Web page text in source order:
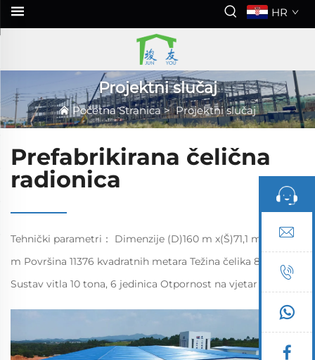
HR
Projektni slučaj
Početna Stranica>Projektni slučaj
Prefabrikirana čelična
radionica
Tehnički parametri： Dimenzije (D)160 m x(Š)71,1 m x(V)13
m Površina 11376 kvadratnih metara Težina čelika 802 tone
Sustav vitla 10 tona, 6 jedinica Otpornost na vjetar 110 km/h
Protu seizmički stupanj 7 Težina krova 0,25 kN/m² Projekt